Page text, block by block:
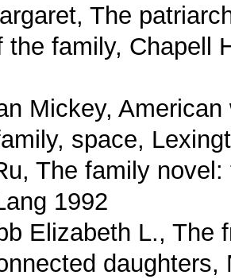
The
the family, Chapell
Mickey,
space,
The family
1992
Elizabeth L., The
daughters,